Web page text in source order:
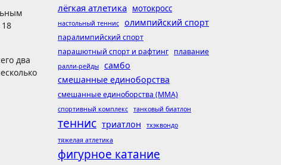
два
лёгкая атлетика мотокросс
настольный теннис олимпийский спорт
паралимпийский спорт
парашютный спорт и рафтинг плавание
ралли-рейды
самбо
смешанные единоборства
смешанные единоборства (ММА)
спортивный комплекс танковый биатлон
теннис триатлон
тхэквондо
тяжелая атлетика
фигурное катание